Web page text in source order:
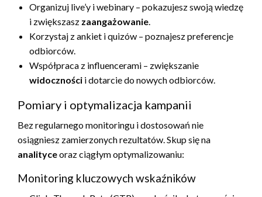
Organizuj live’y i webinary – pokazujesz swoją wiedzę
i zwiększasz zaangażowanie.
Korzystaj z ankiet i quizów – poznajesz preferencje
odbiorców.
Współpraca z influencerami – zwiększanie
widoczności i dotarcie do nowych odbiorców.
Pomiary i optymalizacja kampanii
Bez regularnego monitoringu i dostosowań nie
osiągniesz zamierzonych rezultatów. Skup się na
analityceoraz ciągłym optymalizowaniu:
Monitoring kluczowych wskaźników